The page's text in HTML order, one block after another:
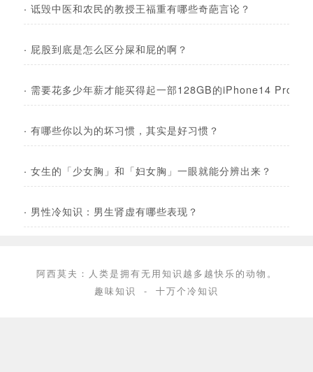
· 诋毁中医和农民的教授王福重有哪些奇葩言论？
· 屁股到底是怎么区分屎和屁的啊？
· 需要花多少年薪才能买得起一部128GB的iPhone14 Pro？
· 有哪些你以为的坏习惯，其实是好习惯？
· 女生的「少女胸」和「妇女胸」一眼就能分辨出来？
· 男性冷知识：男生肾虚有哪些表现？
阿西莫夫：人类是拥有无用知识越多越快乐的动物。
趣味知识
- 十万个冷知识